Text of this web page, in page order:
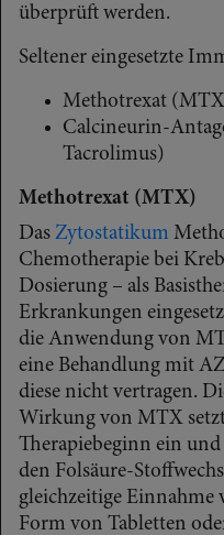
überprüft werden.
Seltener eingesetzte
Methotrexat
Calcineurin-
Tacrolimus)
Methotrexat (MTX)
Das Zytostatikum
Chemotherapie bei
Dosierung – als
Erkrankungen
die Anwendung von
eine Behandlung mit
diese nicht vertragen.
Wirkung von MTX
Therapiebeginn ein
den Folsäure-
gleichzeitige Einnahme
Form von Tabletten